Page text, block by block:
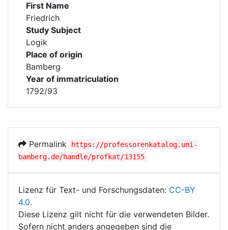
First Name
Friedrich
Study Subject
Logik
Place of origin
Bamberg
Year of immatriculation
1792/93
Permalink
https://professorenkatalog.uni-
bamberg.de/handle/profkat/13155
Lizenz für Text- und Forschungsdaten: CC-BY
4.0.
Diese Lizenz gilt nicht für die verwendeten Bilder.
Sofern nicht anders angegeben sind die